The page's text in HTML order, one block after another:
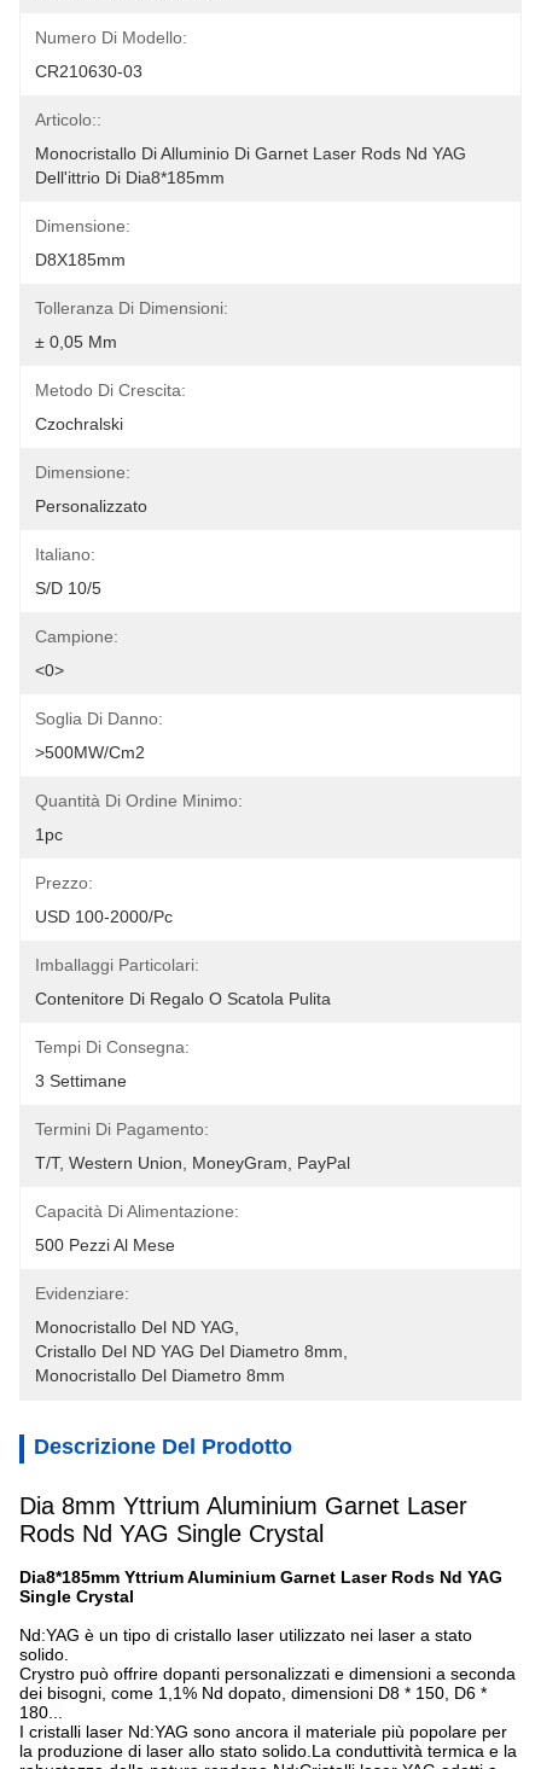
Numero Di Modello:
CR210630-03
Articolo::
Monocristallo Di Alluminio Di Garnet Laser Rods Nd YAG
Dell'ittrio Di Dia8*185mm
Dimensione:
D8X185mm
Tolleranza Di Dimensioni:
± 0,05 Mm
Metodo Di Crescita:
Czochralski
Dimensione:
Personalizzato
Italiano:
S/D 10/5
Campione:
<0>
Soglia Di Danno:
>500MW/cm2
Quantità Di Ordine Minimo:
1pc
Prezzo:
USD 100-2000/pc
Imballaggi Particolari:
Contenitore Di Regalo O Scatola Pulita
Tempi Di Consegna:
3 Settimane
Termini Di Pagamento:
T/T, Western Union, MoneyGram, PayPal
Capacità Di Alimentazione:
500 Pezzi Al Mese
Evidenziare:
Monocristallo Del ND YAG
Cristallo Del ND YAG Del Diametro 8mm
Monocristallo Del Diametro 8mm
Descrizione Del Prodotto
Dia 8mm Yttrium Aluminium Garnet Laser
Rods Nd YAG Single Crystal
Dia8*185mm Yttrium Aluminium Garnet Laser Rods Nd YAG
Single Crystal
Nd:YAG è un tipo di cristallo laser utilizzato nei laser a stato
solido.
Crystro può offrire dopanti personalizzati e dimensioni a seconda
dei bisogni, come 1,1% Nd dopato, dimensioni D8 * 150, D6 *
180...
I cristalli laser Nd:YAG sono ancora il materiale più popolare per
la produzione di laser allo stato solido.La conduttività termica e la